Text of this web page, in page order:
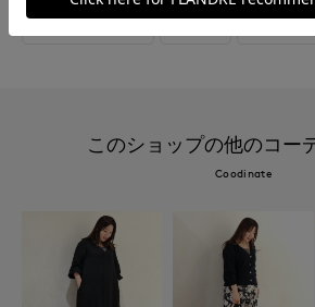
このショップの他のコー
Coodinate